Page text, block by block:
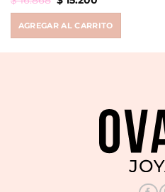
price
$ 16.868.$ 15.200.
AGREGAR AL CARRITO